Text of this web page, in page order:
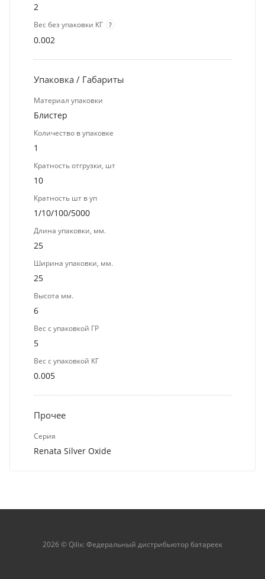
2
Вес без упаковки КГ ?
0.002
Упаковка / Габариты
Материал упаковки
Блистер
Количество в упаковке
1
Кратность отгрузки, шт
10
Кратность шт в уп
1/10/100/5000
Длина упаковки, мм.
25
Ширина упаковки, мм.
25
Высота мм.
6
Вес с упаковкой ГР
5
Вес с упаковкой КГ
0.005
Прочее
Серия
Renata Silver Oxide
2026 © Qilix: Федеральный дистрибьютор батареек